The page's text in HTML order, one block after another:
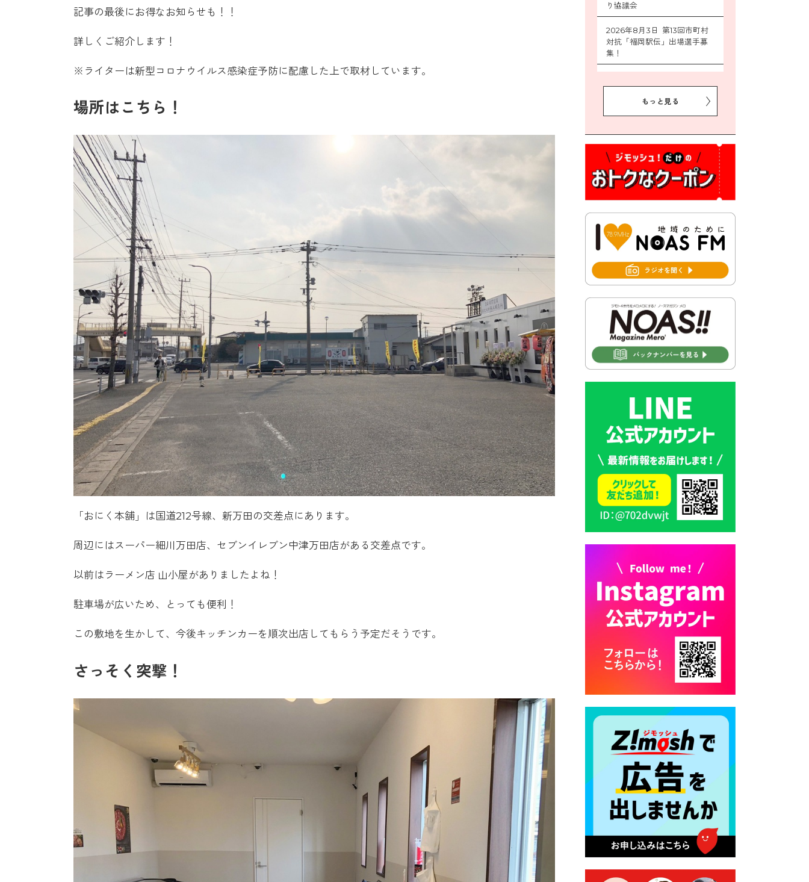
記事の最後にお得なお知らせも！！
詳しくご紹介します！
※ライターは新型コロナウイルス感染症予防に配慮した上で取材しています。
場所はこちら！
「おにく本舗」は国道212号線、新万田の交差点にあります。
周辺にはスーパー細川万田店、セブンイレブン中津万田店がある交差点です。
以前はラーメン店 山小屋がありましたよね！
駐車場が広いため、とっても便利！
この敷地を生かして、今後キッチンカーを順次出店してもらう予定だそうです。
さっそく突撃！
り協議会
2026年8月3日 第13回市町村
対抗「福岡駅伝」出場選手募
集！
地震義援金の受付について
務委託に係る質問回答につい
2026年7月31日 市税等の納付
書が変わります！
2026年7月30日 豊前市立学校
2026年7月30日 豊前市立学校
いて≫
2026年7月29日 豊前市指定ご
み袋販売のお知らせ
2026年7月28日 豊前カラス天
2026年7月28日 ごみ収集日の
お知らせ
2026年7月28日 令和8年度
京築地区水道企業団職員採用
試験（募集）
2026年7月27日 マイナンバー
カード交付に伴う休日および
平日夜間開庁の案内
業」
2026年7月21日 卜仙の郷 お
盆期間の営業時間のお知らせ
2026年7月17日 バス経路検索
2026年7月10日 畑冷泉館の営
業について
2026年7月10日 台湾伝統音楽
団体 「北埔八音団・楽善軒」
公演開催のお知らせ
2026年7月9日 クラウドファ
ンディング型ふるさと納税の
実施について
2026年7月9日 農地法等に係
る各種申請に係る登記事項証
明書の添付省略について
2026年7月9日 廃食用油の回
収
2026年7月7日 「おゆずりコ
もっと見る